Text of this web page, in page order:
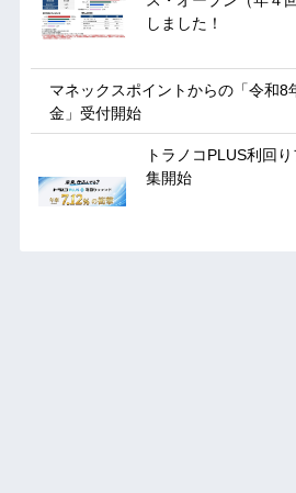
しました！
マネックスポイントからの「令和8
金」受付開始
トラノコPLUS利回
集開始